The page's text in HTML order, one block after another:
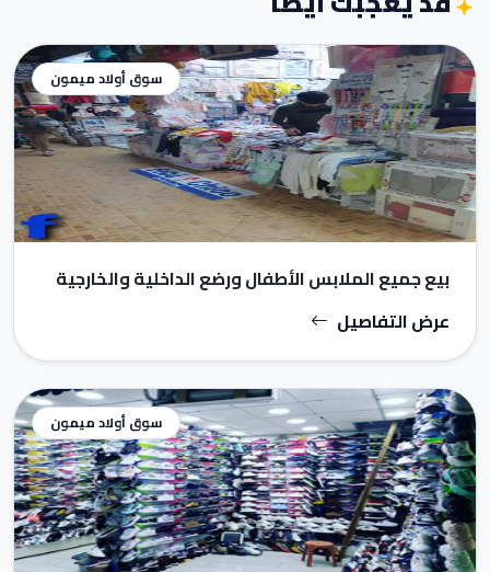
سوق أولاد ميمون
بيع جميع الملابس الأطفال ورضع الداخلية والخارجية
والهدايا
عرض التفاصيل
سوق أولاد ميمون